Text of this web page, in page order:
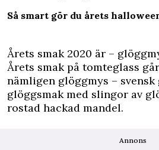
Så smart gör du årets
Årets smak 2020 är –
Årets smak på tomteglass
nämligen glöggmys – svensk
glöggsmak med slingor av
rostad hackad mandel.
Annons